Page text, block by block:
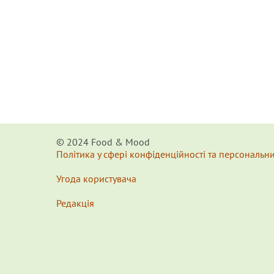
© 2024 Food & Мood
Політика у сфері конфіденційності та
Угода користувача
Редакція